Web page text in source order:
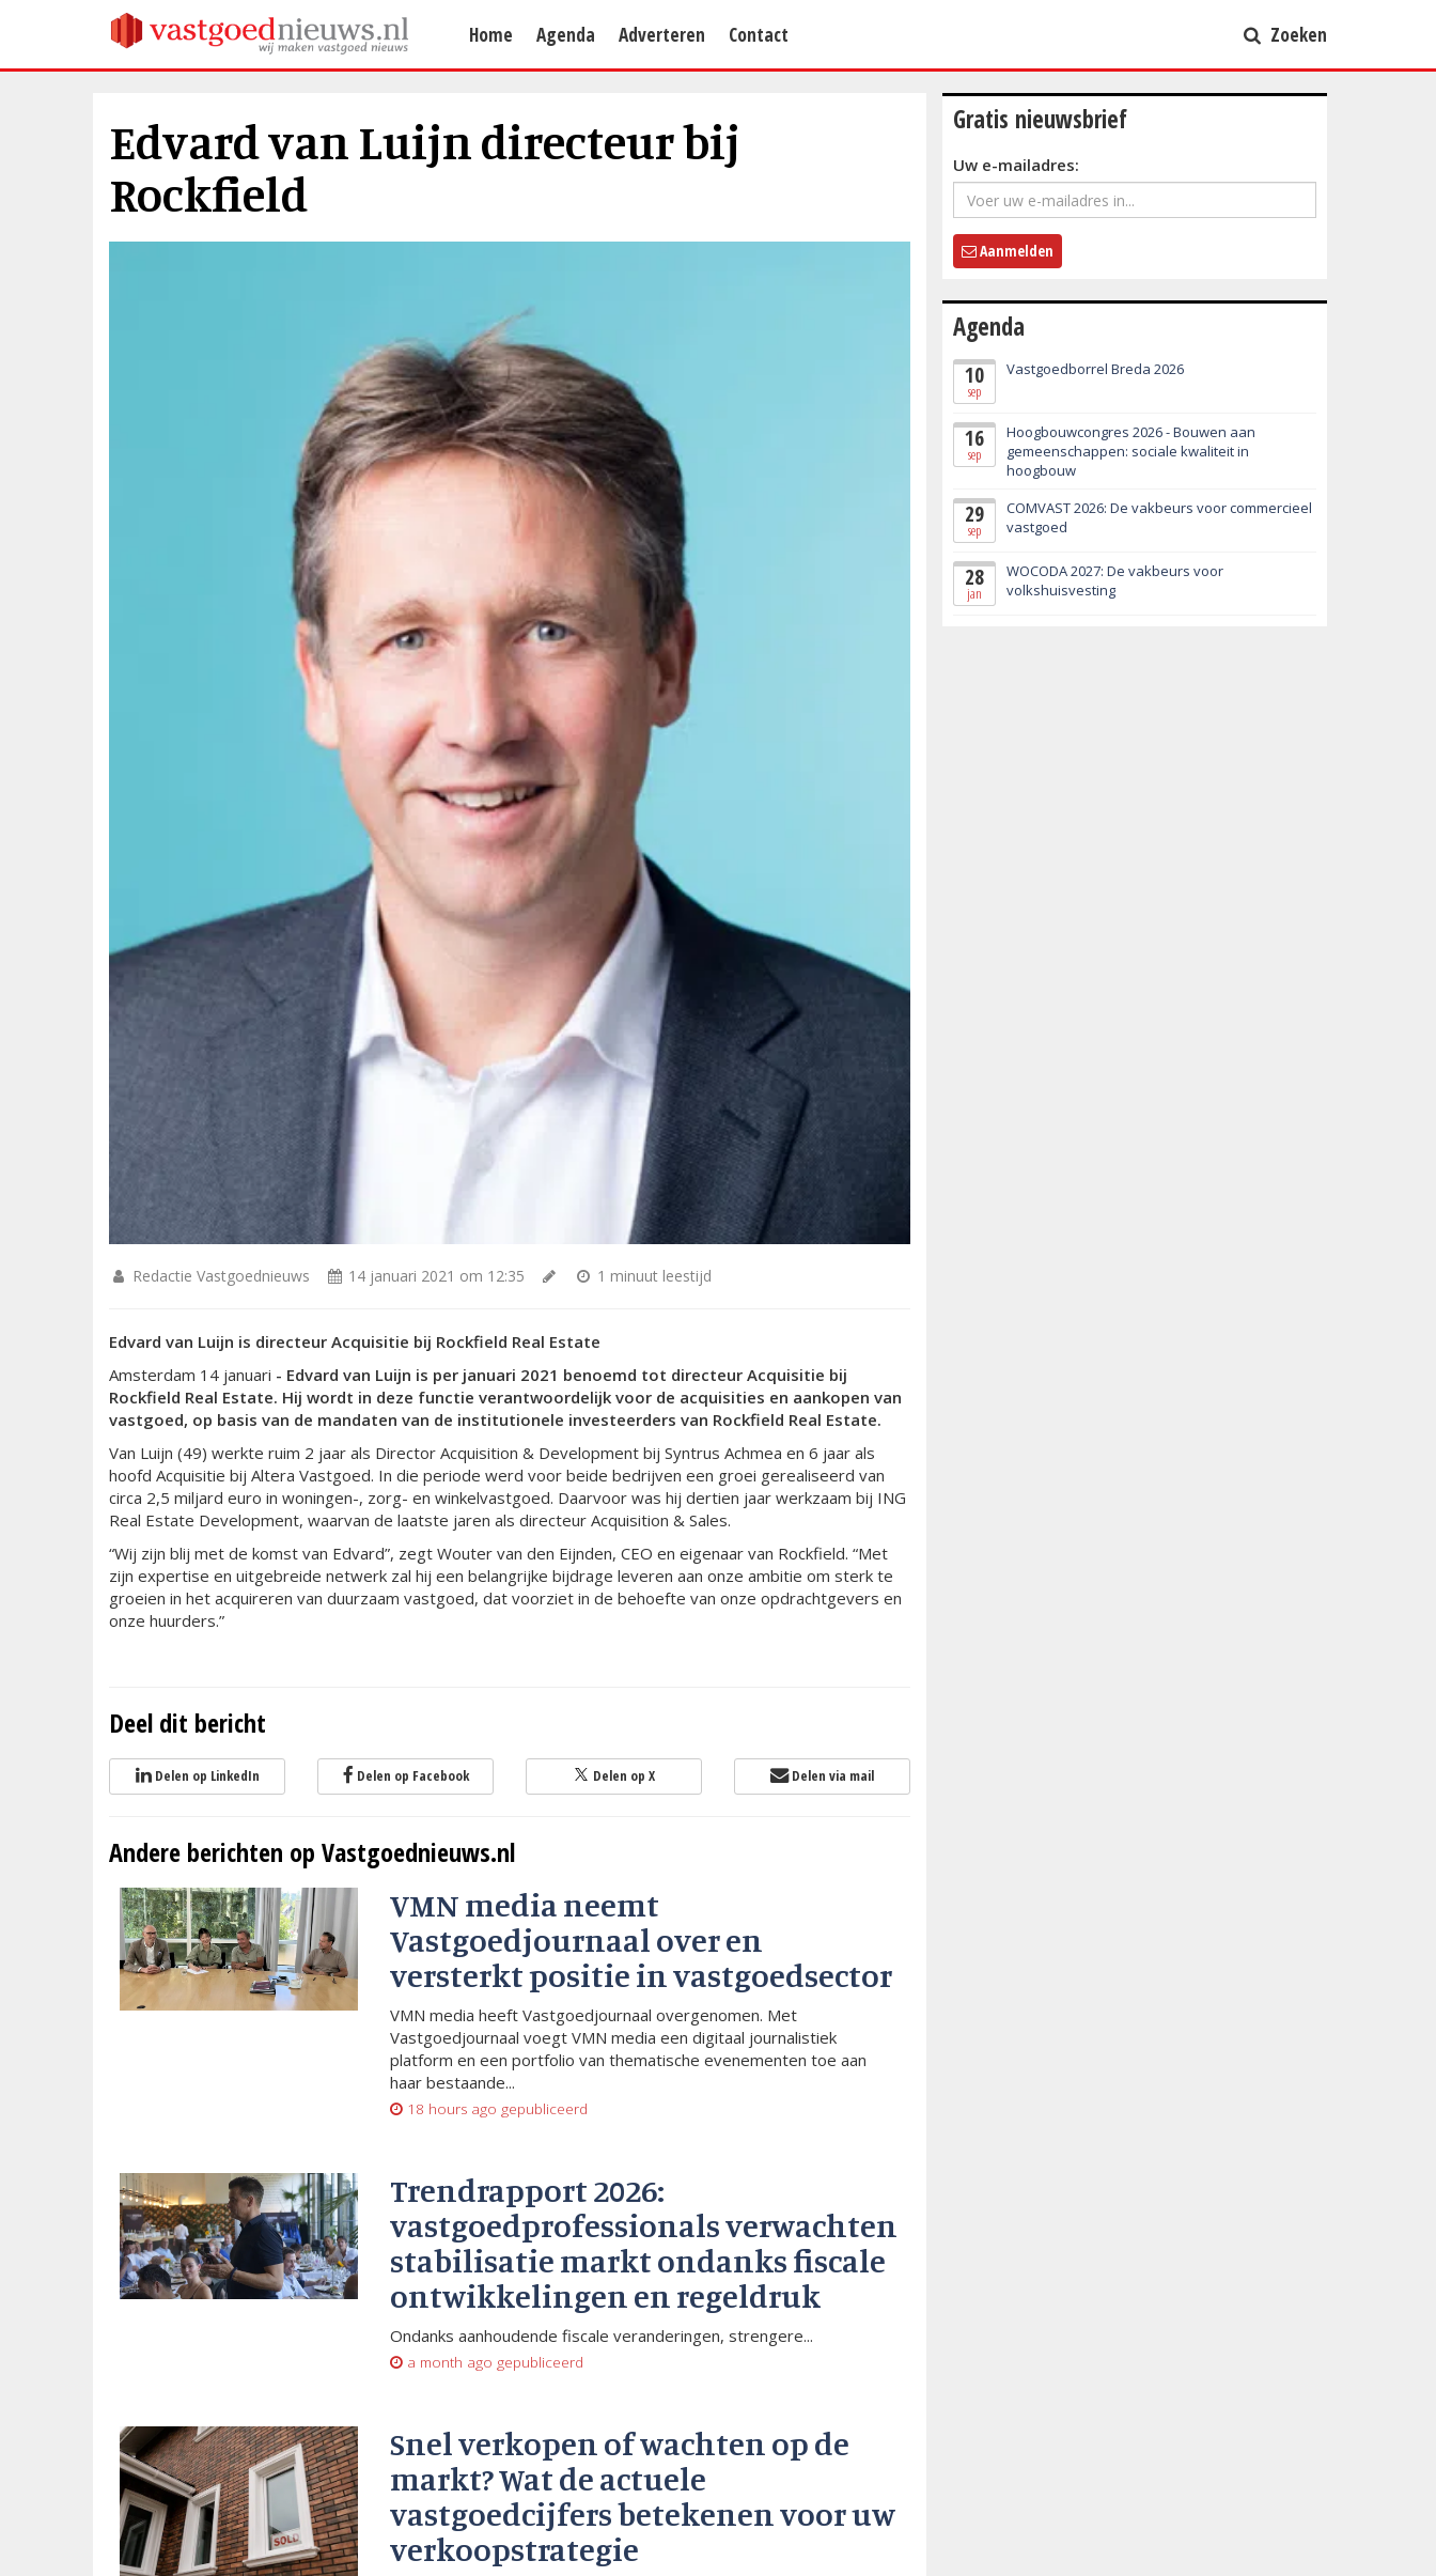
Home Agenda Adverteren Contact Zoeken
Edvard van Luijn directeur bij
Rockfield
Redactie Vastgoednieuws 14 januari 2021 om 12:35 1 minuut leestijd
Edvard van Luijn is directeur Acquisitie bij Rockfield Real Estate
Amsterdam 14 januari - Edvard van Luijn is per januari 2021 benoemd tot directeur Acquisitie bij
Rockfield Real Estate. Hij wordt in deze functie verantwoordelijk voor de acquisities en aankopen van
vastgoed, op basis van de mandaten van de institutionele investeerders van Rockfield Real Estate.
Van Luijn (49) werkte ruim 2 jaar als Director Acquisition & Development bij Syntrus Achmea en 6 jaar als
hoofd Acquisitie bij Altera Vastgoed. In die periode werd voor beide bedrijven een groei gerealiseerd van
circa 2,5 miljard euro in woningen-, zorg- en winkelvastgoed. Daarvoor was hij dertien jaar werkzaam bij ING
Real Estate Development, waarvan de laatste jaren als directeur Acquisition & Sales.
“Wij zijn blij met de komst van Edvard”, zegt Wouter van den Eijnden, CEO en eigenaar van Rockfield. “Met
zijn expertise en uitgebreide netwerk zal hij een belangrijke bijdrage leveren aan onze ambitie om sterk te
groeien in het acquireren van duurzaam vastgoed, dat voorziet in de behoefte van onze opdrachtgevers en
onze huurders.”
Deel dit bericht
Delen op LinkedIn Delen op Facebook Delen op X Delen via mail
Andere berichten op Vastgoednieuws.nl
VMN media neemt
Vastgoedjournaal over en
versterkt positie in vastgoedsector
VMN media heeft Vastgoedjournaal overgenomen. Met
Vastgoedjournaal voegt VMN media een digitaal journalistiek
platform en een portfolio van thematische evenementen toe aan
haar bestaande...
18 hours ago gepubliceerd
Trendrapport 2026:
vastgoedprofessionals verwachten
stabilisatie markt ondanks fiscale
ontwikkelingen en regeldruk
Ondanks aanhoudende fiscale veranderingen, strengere...
a month ago gepubliceerd
Snel verkopen of wachten op de
markt? Wat de actuele
vastgoedcijfers betekenen voor uw
verkoopstrategie
Gratis nieuwsbrief
Uw e-mailadres:
Aanmelden
Agenda
10
sep
Vastgoedborrel Breda 2026
16
sep
Hoogbouwcongres 2026 - Bouwen aan
gemeenschappen: sociale kwaliteit in
hoogbouw
29
sep
COMVAST 2026: De vakbeurs voor commercieel
vastgoed
28
jan
WOCODA 2027: De vakbeurs voor
volkshuisvesting